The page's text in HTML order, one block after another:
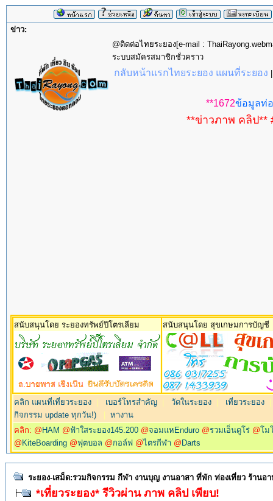
ข่าว:
@ติดต่อไทยระยอง[e-mail :
ระบบสมัครสมาชิกชั่วคราว
กลับหน้าแรกไทยระยอง แผนที่ระยอง
**1672ข้อมูลท่
**ข่าวภาพ คลิป**
สนับสนุนโดย ระยองทรัพย์ปิโตรเลียม สนับสนุนโดย สุขเกษมการบัญชี
คลิก แผนที่เที่ยวระยอง เบอร์โทรสำคัญ วัดในระยอง เที่ยวระยอง
กิจกรรม update ทุกวัน!) |หางาน
คลิก: @ HAM @ฟ้าใสระยอง145.200 @จอมแหEnduro @รวมเอ็นดูโร่ @โม
@ KiteBoarding @ฟุตบอล @กอล์ฟ @ไตรกีฬา @ Darts
ระยอง-เสม็ด:รวมกิจกรรม กีฬา งานบุญ งานอาสา ที่พัก ท่องเที่ยว ร้านอ
*เที่ยวระยอง* รีวิวผ่าน ภาพ คลิป เพียบ!